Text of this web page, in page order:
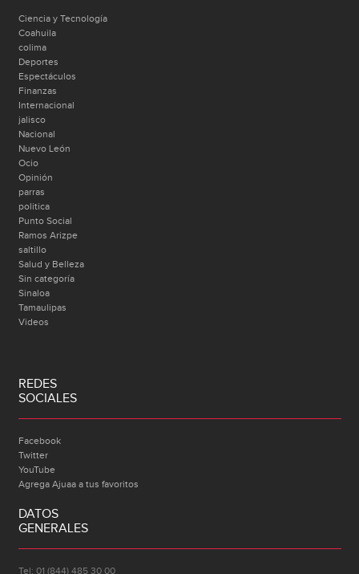
Ciencia y Tecnología
Coahuila
colima
Deportes
Espectáculos
Finanzas
Internacional
jalisco
Nacional
Nuevo León
Ocio
Opinión
parras
politica
Punto Social
Ramos Arizpe
saltillo
Salud y Belleza
Sin categoría
Sinaloa
Tamaulipas
Videos
REDES
SOCIALES
Facebook
Twitter
YouTube
Agrega Ajuaa a tus favoritos
DATOS
GENERALES
Tel: 01 (844) 485 30 00